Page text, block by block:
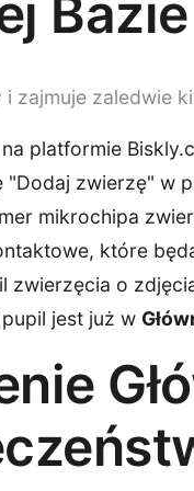
zajmuje zaledwie
na platformie
"Dodaj zwierzę" w
mikrochipa
które
zwierzęcia o
jest już w